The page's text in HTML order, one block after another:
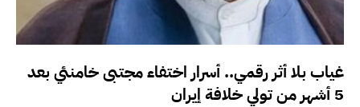
غياب بلا أثر رقمي.. أسرار اختفاء مجتبى خامنئي بعد
5 أشهر من تولي خلافة إيران